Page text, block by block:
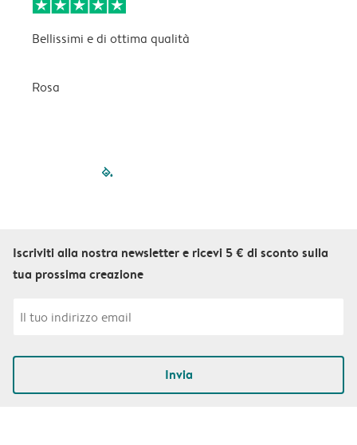
Bellissimi e di ottima qualità
Rosa
filled-pagination
Iscriviti alla nostra newsletter e ricevi 5 € di sconto sulla
tua prossima creazione
Invia